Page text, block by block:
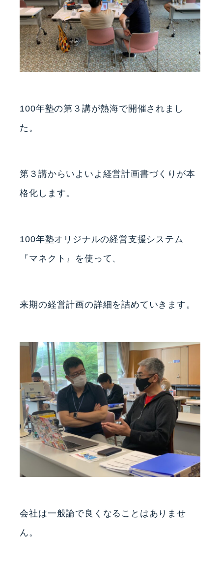
100年塾の第３講が熱海で開催されまし
た。
第３講からいよいよ経営計画書づくりが本
格化します。
100年塾オリジナルの経営支援システム
『マネクト』を使って、
来期の経営計画の詳細を詰めていきます。
会社は一般論で良くなることはありませ
ん。